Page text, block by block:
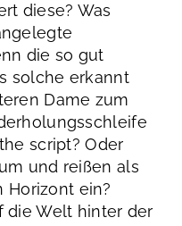
diese? Was
die so gut
solche erkannt
Dame zum
script? Oder
und reißen als
Horizont ein?
die Welt hinter der